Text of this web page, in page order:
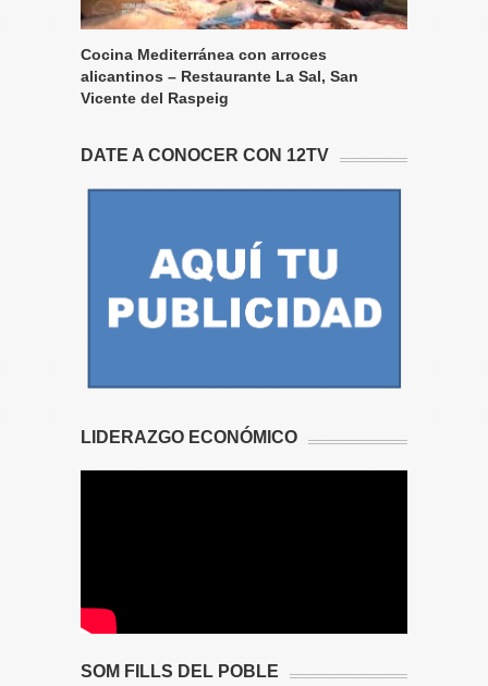
Cocina Mediterránea con arroces
alicantinos – Restaurante La Sal, San
Vicente del Raspeig
DATE A CONOCER CON 12TV
LIDERAZGO ECONÓMICO
SOM FILLS DEL POBLE